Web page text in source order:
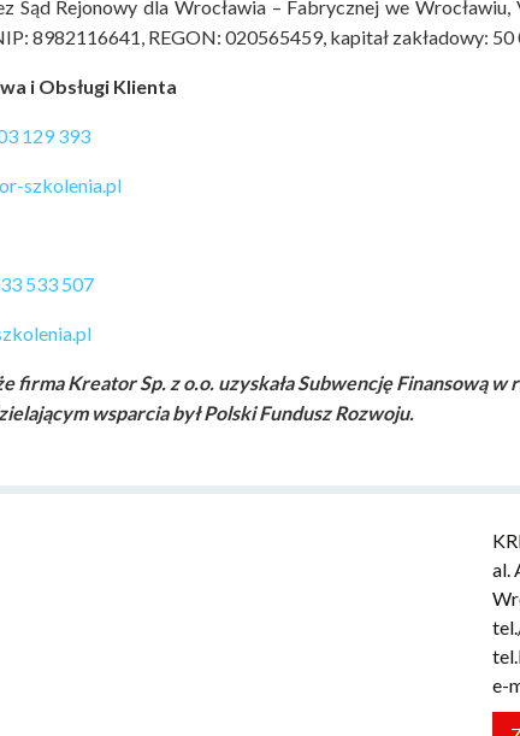
Sąd Rejonowy dla Wrocławia – Fabrycznej we
8982116641, REGON: 020565459, kapitał zakładowy: 50
i Obsługi Klienta
129 393
szkolenia.pl
533 507
firma Kreator Sp. z o.o. uzyskała Subwencję Finansową
wsparcia był Polski Fundusz Rozwoju.
al.
e-